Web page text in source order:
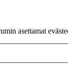
asettamat